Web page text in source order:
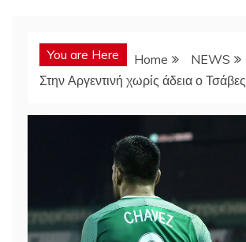
You are Here Home
NEWS
Στην Αργεντινή χωρίς άδεια ο Τσάβες